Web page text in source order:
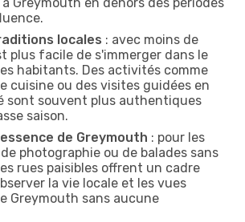
locales : avec moins de
plus facile de s'immerger dans le
habitants. Des activités comme
cuisine ou des visites guidées en
sont souvent plus authentiques
saison.
de Greymouth : pour les
photographie ou de balades sans
rues paisibles offrent un cadre
la vie locale et les vues
Greymouth sans aucune